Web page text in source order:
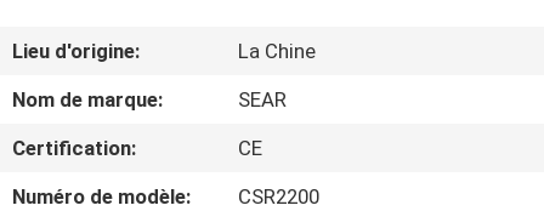
A
PROPOS
NOUS
Lieu d'origine:
La Chine
Nom de marque:
SEAR
Certification:
CE
Numéro de modèle:
CSR2200